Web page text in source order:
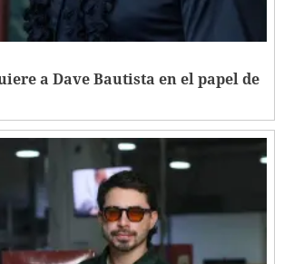
a Dave Bautista en el papel de